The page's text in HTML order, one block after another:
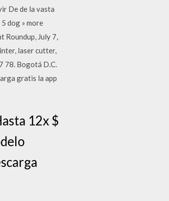
De de la vasta
dog » more
Roundup, July 7,
laser cutter,
78. Bogotá D.C.
gratis la app
12x $